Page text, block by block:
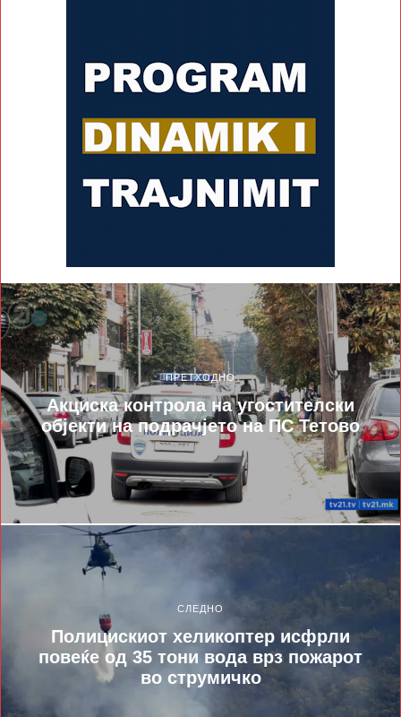
ПРЕТХОДНО
Акциска контрола на угостителски
објекти на подрачјето на ПС Тетово
СЛЕДНО
Полицискиот хеликоптер исфрли
повеќе од 35 тони вода врз пожарот
во струмичко